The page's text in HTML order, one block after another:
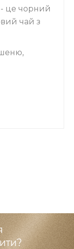
це чорний
чай з